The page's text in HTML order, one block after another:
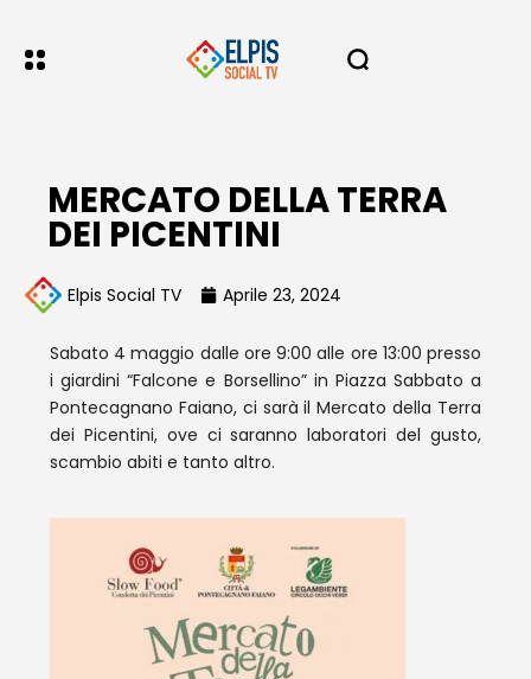
MERCATO DELLA TERRA
DEI PICENTINI
Elpis Social TV Aprile 23, 2024
Sabato 4 maggio dalle ore 9:00 alle ore 13:00 presso
i giardini “Falcone e Borsellino” in Piazza Sabbato a
Pontecagnano Faiano, ci sarà il Mercato della Terra
dei Picentini, ove ci saranno laboratori del gusto,
scambio abiti e tanto altro.